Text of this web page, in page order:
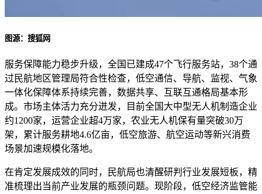
图源：搜狐网
服务保障能力稳步升级，全国已建成47个飞行服务站，38个通
过民航地区管理局符合性检查，低空通信、导航、监视、气象
一体化保障体系持续完善，数据共享、互联互通格局基本形
成。市场主体活力充分迸发，目前全国大中型无人机制造企业
约1200家，运营企业超4万家，农业无人机保有量突破30万
架，累计服务耕地4.6亿亩，低空旅游、航空运动等新兴消费
场景加速规模化落地。
在肯定发展成效的同时，民航局也清醒研判行业发展短板，精
准梳理出当前产业发展的瓶颈问题。现阶段，低空经济监管能